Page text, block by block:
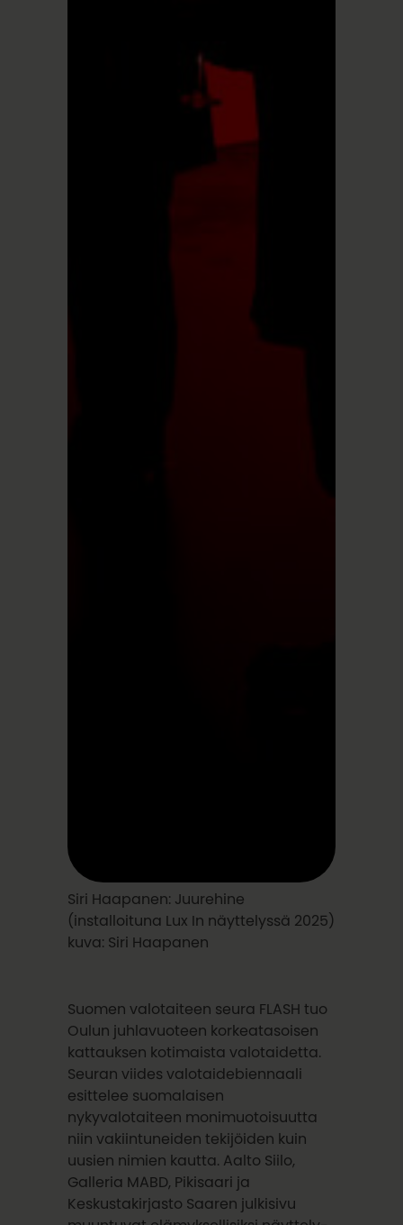
Siri Haapanen: Juurehine
(installoituna Lux In näyttelyssä 2025)
kuva: Siri Haapanen
Suomen valotaiteen seura FLASH tuo
Oulun juhlavuoteen korkeatasoisen
kattauksen kotimaista valotaidetta.
Seuran viides valotaidebiennaali
esittelee suomalaisen
nykyvalotaiteen monimuotoisuutta
niin vakiintuneiden tekijöiden kuin
uusien nimien kautta. Aalto Siilo,
Galleria MABD, Pikisaari ja
Keskustakirjasto Saaren julkisivu